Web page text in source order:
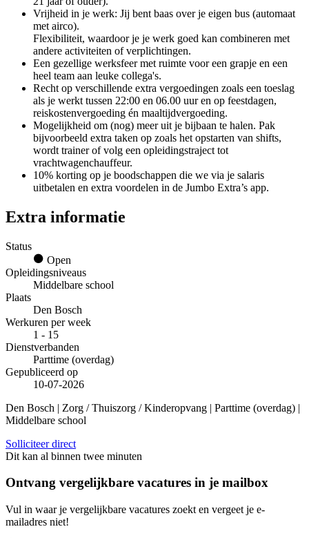
Vrijheid in je werk: Jij bent baas over je eigen bus (automaat
met airco).
Flexibiliteit, waardoor je je werk goed kan combineren met
andere activiteiten of verplichtingen.
Een gezellige werksfeer met ruimte voor een grapje en een
heel team aan leuke collega's.
Recht op verschillende extra vergoedingen zoals een toeslag
als je werkt tussen 22:00 en 06.00 uur en op feestdagen,
reiskostenvergoeding én maaltijdvergoeding.
Mogelijkheid om (nog) meer uit je bijbaan te halen. Pak
bijvoorbeeld extra taken op zoals het opstarten van shifts,
wordt trainer of volg een opleidingstraject tot
vrachtwagenchauffeur.
10% korting op je boodschappen die we via je salaris
uitbetalen en extra voordelen in de Jumbo Extra’s app.
Extra informatie
Status
Open
Opleidingsniveaus
Middelbare school
Plaats
Den Bosch
Werkuren per week
1 - 15
Dienstverbanden
Parttime (overdag)
Gepubliceerd op
10-07-2026
Den Bosch | Zorg / Thuiszorg / Kinderopvang | Parttime (overdag) |
Middelbare school
Solliciteer direct
Dit kan al binnen twee minuten
Ontvang vergelijkbare vacatures in je mailbox
Vul in waar je vergelijkbare vacatures zoekt en vergeet je e-
mailadres niet!